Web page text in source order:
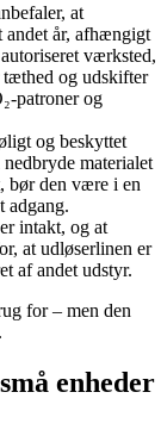
at
andet år, afhængigt
værksted,
tæthed og udskifter
patroner og
og beskyttet
materialet
bør den være i en
adgang.
intakt, og at
at udløserlinen er
af andet udstyr.
for – men den
enheder